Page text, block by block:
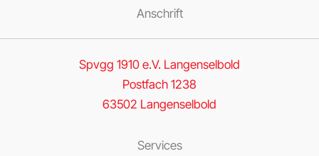
Anschrift
Spvgg 1910 e.V. Langenselbold
Postfach 1238
63502 Langenselbold
Services